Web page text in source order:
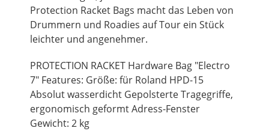
Protection Racket Bags macht das Leben von
Drummern und Roadies auf Tour ein Stück
leichter und angenehmer.
PROTECTION RACKET Hardware Bag "Electro
7" Features: Größe: für Roland HPD-15
Absolut wasserdicht Gepolsterte Tragegriffe,
ergonomisch geformt Adress-Fenster
Gewicht: 2 kg